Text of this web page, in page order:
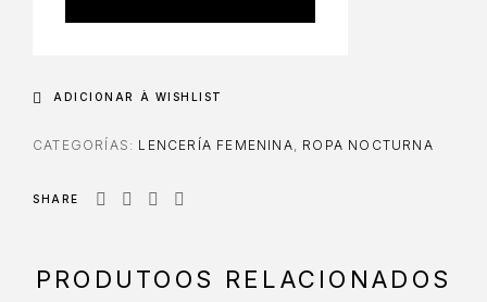
ADICIONAR À WISHLIST
CATEGORÍAS: LENCERÍA FEMENINA ROPA NOCTURNA
SHARE
PRODUTOOS RELACIONADOS